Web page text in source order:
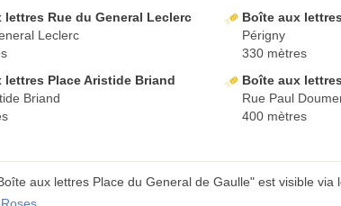
lettres Rue du General Leclerc
Leclerc
Boîte aux
Périgny
330 mètres
lettres Place Aristide Briand
Briand
Boîte aux
Rue Paul
400 mètres
aux lettres Place du General de Gaulle" est visible via